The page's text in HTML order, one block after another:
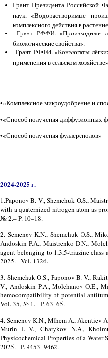
Грант Президента Российской
наук. «Водорастворимые
комплексного действия в
Грант РФФИ. «Производные
биологические свойства».
Грант РФФИ. «Конъюгаты
применения в сельском хозяйстве».
•«Комплексное микроудобрение и
•«Способ получения диффузионных
•«Способ получения фуллеренолов»
2024-2025 г.
1.Paponov B. V., Shemchuk O.S.,
with a quaternized nitrogen atom as
№ 2.– P. 10–18.
2. Semenov K.N., Shemchuk O.S.,
Andoskin P.A., Maistrenko D.N.,
agent belonging to 1,3,5-triazine class
2025.– Vol. 1326.
3. Shemchuk O.S., Paponov B. V.,
V., Andoskin P.A., Molchanov O.E.,
hemocompatibility of potential
Vol. 35, № 1.– P. 63–65.
4. Semenov K.N., Mlhem A., Akentiev
Murin I. V., Charykov N.A.,
Physicochemical Properties of a
2025.– P. 9453–9462.